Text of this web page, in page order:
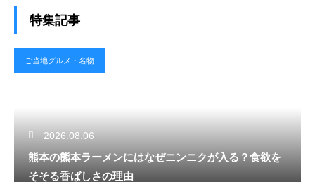
特集記事
ご当地グルメ・名物
2026.08.06
熊本の熊本ラーメンにはなぜニンニクが入る？食欲を
そそる香ばしさの理由